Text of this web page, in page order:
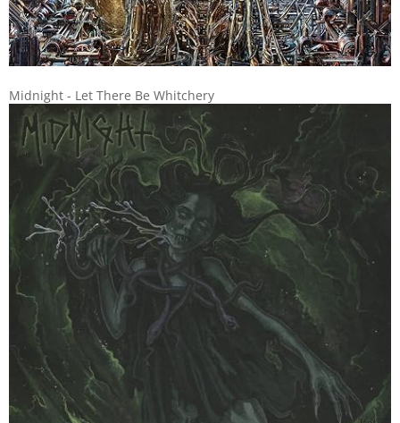
Midnight - Let There Be Whitchery